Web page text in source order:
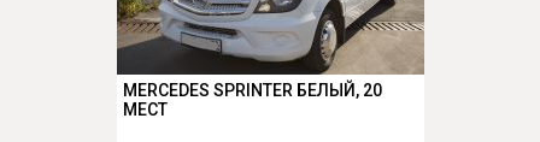
MERCEDES SPRINTER БЕЛЫЙ, 20
МЕСТ